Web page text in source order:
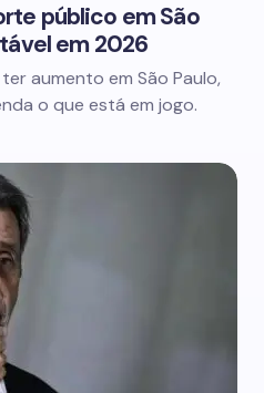
público em São
em 2026
aumento em São Paulo,
o que está em jogo.